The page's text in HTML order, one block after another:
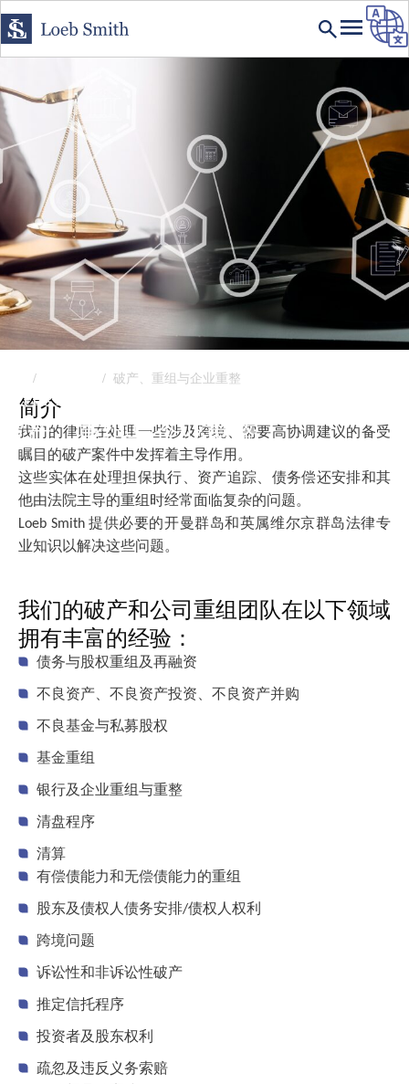
破产、重组与企业重整
EXPERTISE
破产、重组与企业重整
简介
我们的律师在处理一些涉及跨境、需要高协调建议的备受
瞩目的破产案件中发挥着主导作用。
这些实体在处理担保执行、资产追踪、债务偿还安排和其
他由法院主导的重组时经常面临复杂的问题。
Loeb Smith 提供必要的开曼群岛和英属维尔京群岛法律专
业知识以解决这些问题。
我们的破产和公司重组团队在以下领域
拥有丰富的经验：
债务与股权重组及再融资
不良资产、不良资产投资、不良资产并购
不良基金与私募股权
基金重组
银行及企业重组与重整
清盘程序
清算
有偿债能力和无偿债能力的重组
股东及债权人债务安排/债权人权利
跨境问题
诉讼性和非诉讼性破产
推定信托程序
投资者及股东权利
疏忽及违反义务索赔